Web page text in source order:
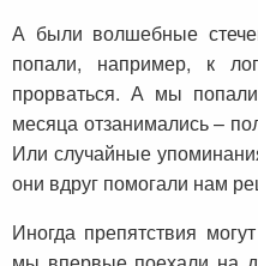
А были волшебные
попали, например, к
прорваться. А мы
месяца отзанимались –
Или случайные
они вдруг помогали нам
Иногда препятствия